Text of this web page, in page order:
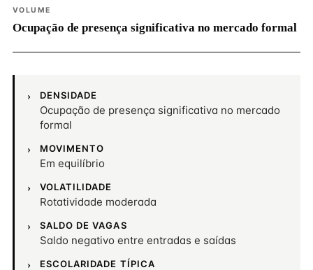
VOLUME
Ocupação de presença significativa no mercado formal
DENSIDADE
Ocupação de presença significativa no mercado
formal
MOVIMENTO
Em equilíbrio
VOLATILIDADE
Rotatividade moderada
SALDO DE VAGAS
Saldo negativo entre entradas e saídas
ESCOLARIDADE TÍPICA